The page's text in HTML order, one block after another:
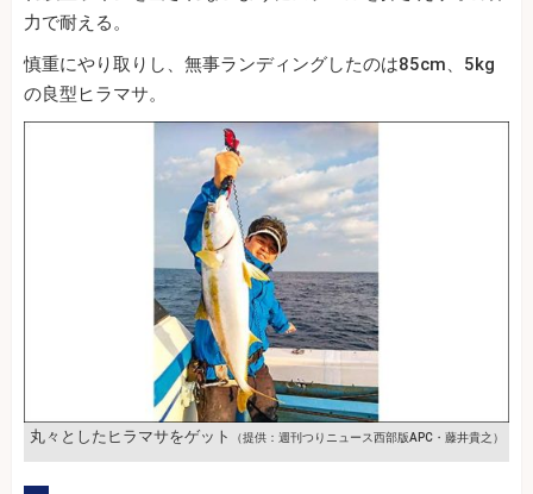
力で耐える。
慎重にやり取りし、無事ランディングしたのは85cm、5kg
の良型ヒラマサ。
丸々としたヒラマサをゲット （提供：週刊つりニュース西部版APC・藤井貴之）